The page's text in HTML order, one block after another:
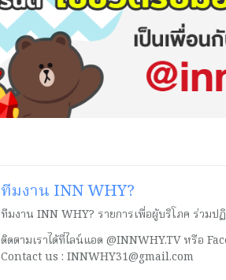
ทีมงาน INN WHY?
ทีมงาน INN WHY? รายการเพื่อผู้บริโภค ร่วม
ติดตามเราได้ที่ไลน์แอด @INNWHY.TV หรือ
Contact us : INNWHY31@gmail.com